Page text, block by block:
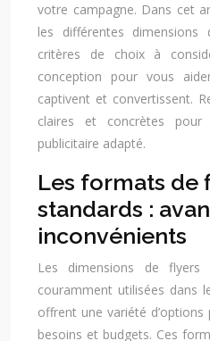
votre campagne. Dans cet
les différentes dimensions
critères de choix à
conception pour vous
captivent et convertissent.
claires et concrètes
publicitaire adapté.
Les formats de
standards :
inconvénients
Les dimensions de
couramment utilisées dans
offrent une variété
besoins et budgets. Ces